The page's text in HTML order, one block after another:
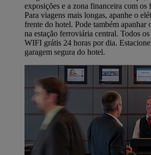
exposições e a zona financeira com os
Para viagens mais longas, apanhe o
frente do hotel. Pode também
na estação ferroviária central. Todos
WIFI grátis 24 horas por dia.
garagem segura do hotel.